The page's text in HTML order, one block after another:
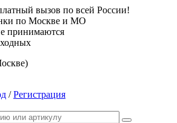
вызов по всей России!
по Москве и МО
принимаются
/Регистрация